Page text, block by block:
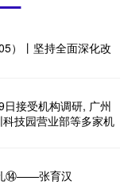
）丨坚持全面深化改
接受机构调研, 广州
技园营业部等多家机
⑭——张育汉